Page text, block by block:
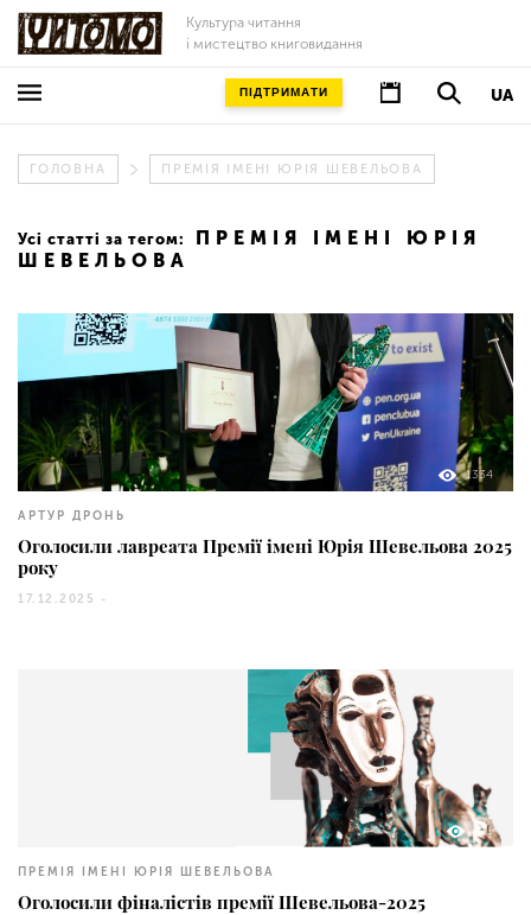
Культура читання
і мистецтво книговидання
UA
ПІДТРИМАТИ
ГОЛОВНА ПРЕМІЯ ІМЕНІ ЮРІЯ ШЕВЕЛЬОВА
Усі статті за тегом:
ПРЕМІЯ ІМЕНІ ЮРІЯ
ШЕВЕЛЬОВА
1334
АРТУР ДРОНЬ
Оголосили лавреата Премії імені Юрія Шевельова 2025
року
17.12.2025 -
471
ПРЕМІЯ ІМЕНІ ЮРІЯ ШЕВЕЛЬОВА
Оголосили фіналістів премії Шевельова-2025